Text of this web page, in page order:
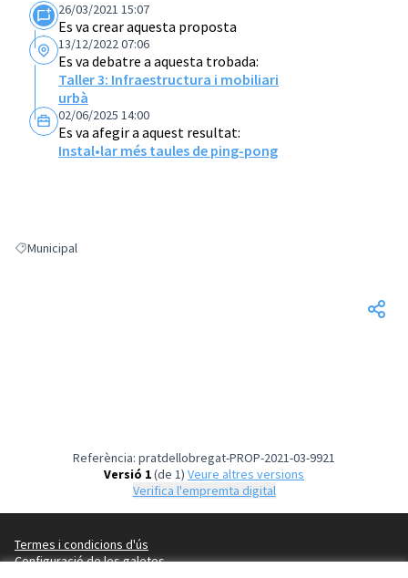
26/03/2021 15:07
Es va crear aquesta proposta
13/12/2022 07:06
Es va debatre a aquesta trobada:
Taller 3: Infraestructura i mobiliari
urbà
02/06/2025 14:00
Es va afegir a aquest resultat:
Instal•lar més taules de ping-pong
Resultats en filtrar per: Municipal
Municipal
Referència: pratdellobregat-PROP-2021-03-9921
Versió 1(de 1)
veure altres versions
Verifica l'empremta digital
Termes i condicions d'ús
Configuració de les galetes